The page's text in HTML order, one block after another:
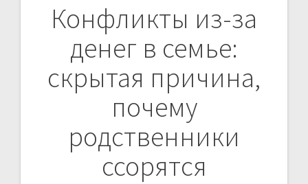
Конфликты из-за
денег в семье:
скрытая причина,
почему
родственники
ссорятся